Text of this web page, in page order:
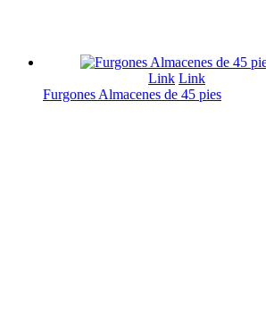
Link Link
Furgones Almacenes de 45 pies